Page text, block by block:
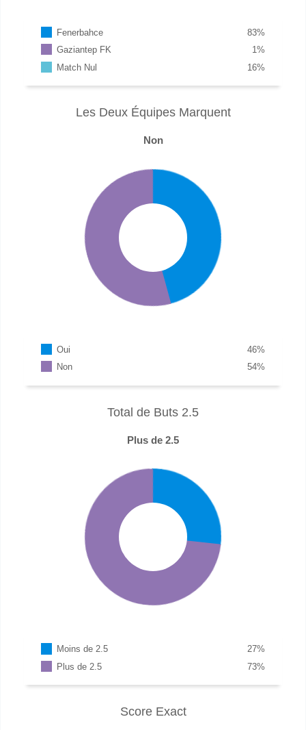
Fenerbahce %
83
Gaziantep FK
%
1
Match Nul
%
16
Les Deux Équipes Marquent
Non
Oui %
46
Non
%
54
Total de Buts 2.5
Plus de 2.5
Moins de 2.5 %
27
Plus de 2.5
%
73
Score Exact